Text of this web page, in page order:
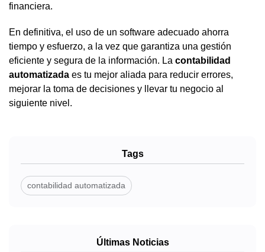
financiera.
En definitiva, el uso de un software adecuado ahorra
tiempo y esfuerzo, a la vez que garantiza una gestión
eficiente y segura de la información. La contabilidad
automatizada es tu mejor aliada para reducir errores,
mejorar la toma de decisiones y llevar tu negocio al
siguiente nivel.
Tags
contabilidad automatizada
Últimas Noticias